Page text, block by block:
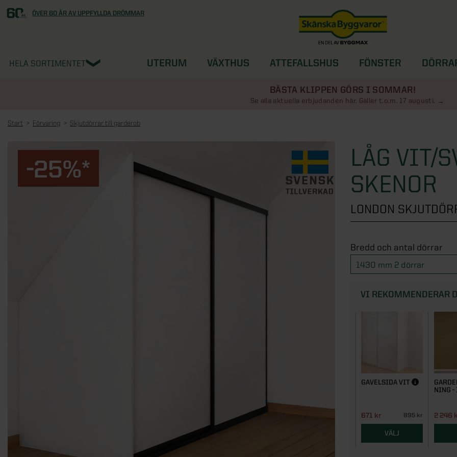
ÖVER 60 ÅR AV UPPFYLLDA DRÖMMAR
HELA SORTIMENTET UTERUM VÄXTHUS ATTEFALLSHUS FÖNSTER
BÄSTA KLIPPEN GÖRS I SOMMAR!
Se alla aktuella erbjudanden här. Gäller t.o.m. 17 augusti.
Start Förvaring Skjutdörrar till garderob
-25%*
LÅG VIT/
SKENOR
LONDON
Bredd och antal dörrar
1430 mm 2 dörrar
VI REKOMMENDERAR
GAVELSIDA VIT
671 kr 895 kr
VÄLJ
NING
2 246